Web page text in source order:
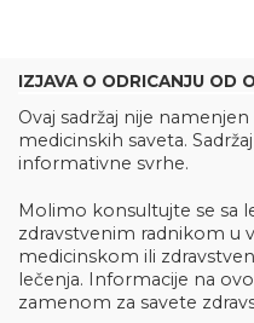
IZJAVA O ODRICANJU OD
Ovaj sadržaj nije
medicinskih saveta.
informativne svrhe.
Molimo konsultujte se sa
zdravstvenim radnikom u
medicinskom ili
lečenja. Informacije na
zamenom za savete